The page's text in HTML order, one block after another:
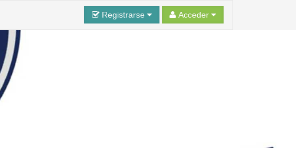
Registrarse Acceder